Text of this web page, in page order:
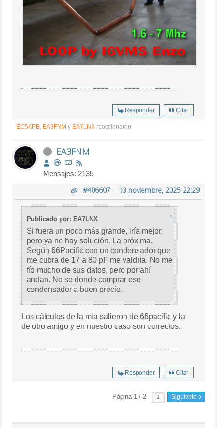
Responder Citar
EC5APB, EA3FNM y EA7LNX reaccionaron
EA3FNM
Mensajes: 2135
#406607- 13 noviembre, 2025 22:29
Publicado por: EA7LNX ↑
Si fuera un poco más grande, iría mejor,
pero ya no hay solución. La próxima.
Según 66Pacific con un condensador que
me cubra de 17 a 80 pF me valdría. No me
fío mucho de sus datos, pero por ahí
andan. No se donde comprar ese
condensador a buen precio.
Los cálculos de la mía salieron de 66pacific y la
de otro amigo y en nuestro caso son correctos.
Responder Citar
Página 1 / 2 Siguiente